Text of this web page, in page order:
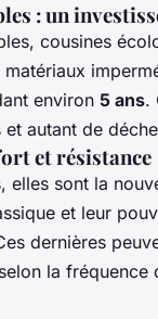
: un
cousines
environ 5 ans.
autant de
et résistance
elles sont la
et leur
dernières
la fréquence